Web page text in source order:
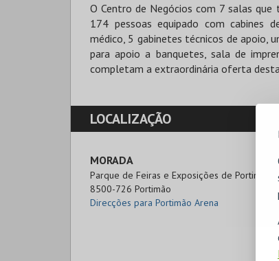
O Centro de Negócios com 7 salas
174 pessoas equipado com cabines
médico, 5 gabinetes técnicos de apoio,
para apoio a banquetes, sala de
completam a extraordinária oferta
LOCALIZAÇÃO
MORADA
Parque de Feiras e Exposições de Portimão
8500-726 Portimão
Direcções para Portimão Arena